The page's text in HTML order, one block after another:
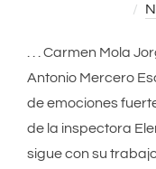
. . . Carmen Mola
Antonio Mercero
de emociones
de la inspectora
sigue con su